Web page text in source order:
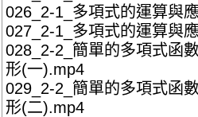
026_2-1_多項式的運算與
027_2-1_多項式的運算與
028_2-2_簡單的多項式函
形(一).mp4
029_2-2_簡單的多項式函
形(二).mp4